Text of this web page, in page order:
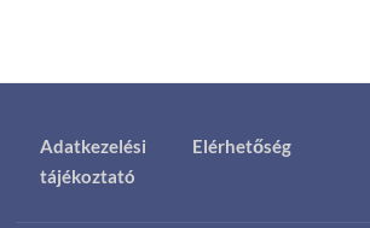
Adatkezelési
tájékoztató
Elérhetőség